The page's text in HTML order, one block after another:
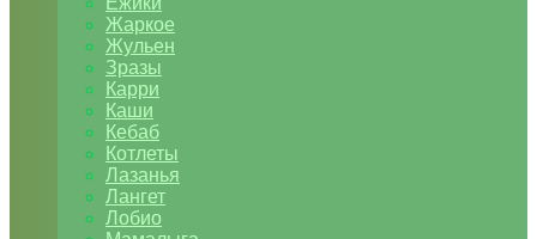
Жаркое
Жульен
Зразы
Карри
Каши
Кебаб
Котлеты
Лазанья
Лангет
Лобио